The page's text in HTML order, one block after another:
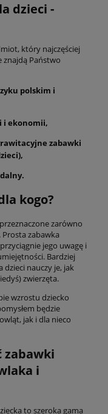
dzieci -
który najczęściej
znajdą Państwo
polskim i
i ekonomii,
zabawki
kogo?
zarówno
Prosta zabawka
jego uwagę i
Bardziej
nauczy je, jak
zwierzęta.
wzrostu dziecko
będzie
jak i dla nieco
zabawki
i
to szeroka gama